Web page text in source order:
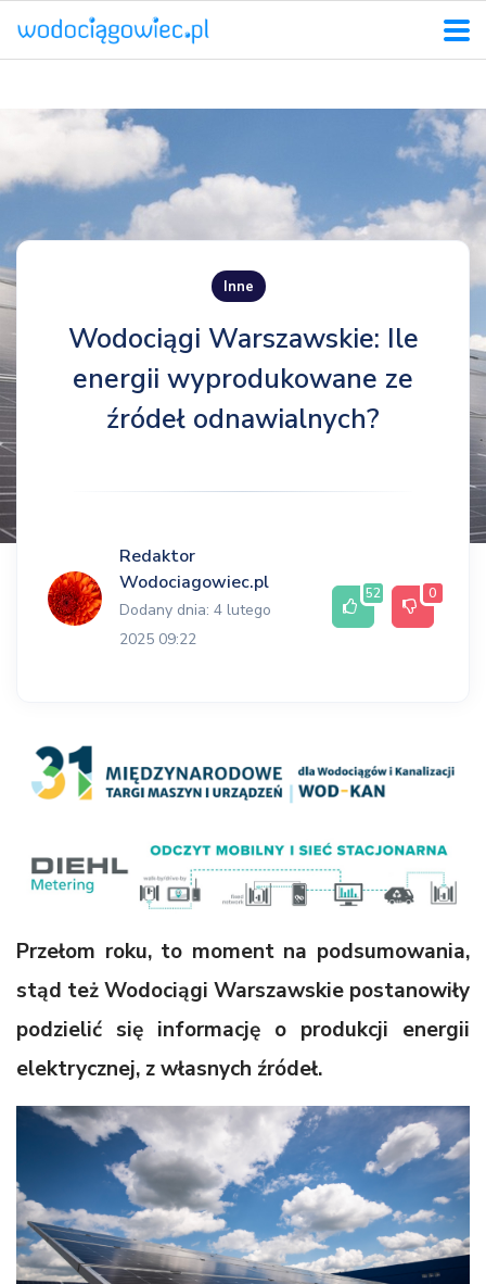
Inne
Wodociągi Warszawskie: Ile
energii wyprodukowane ze
źródeł odnawialnych?
Redaktor
Wodociagowiec.pl
Dodany dnia: 4 lutego
2025 09:22
52 0
Przełom roku, to moment na podsumowania,
stąd też Wodociągi Warszawskie postanowiły
podzielić się informację o produkcji energii
elektrycznej, z własnych źródeł.